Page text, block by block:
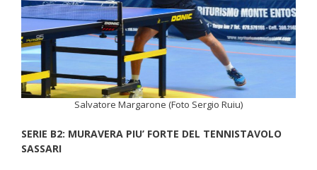
Salvatore Margarone (Foto Sergio Ruiu)
SERIE B2: MURAVERA PIU’ FORTE DEL TENNISTAVOLO
SASSARI